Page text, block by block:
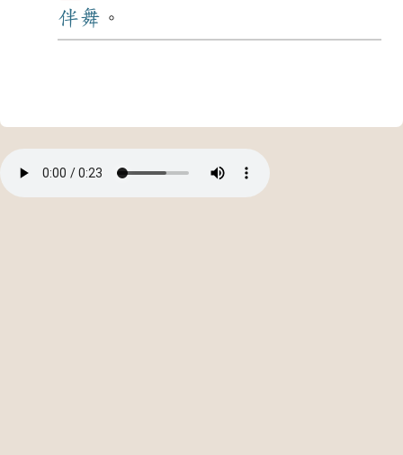
伴舞 。